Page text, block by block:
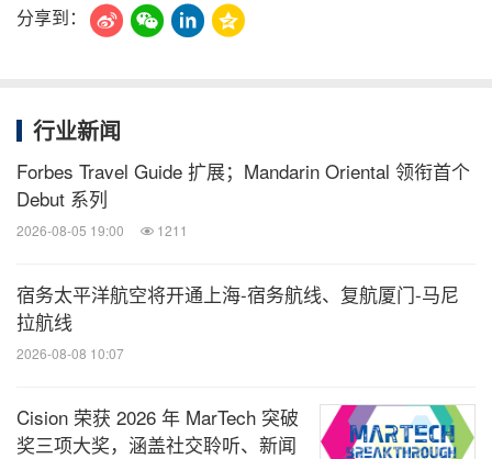
分享到：
行业新闻
Forbes Travel Guide 扩展；Mandarin Oriental 领衔首个
Debut 系列
2026-08-05 19:00 1211
宿务太平洋航空将开通上海-宿务航线、复航厦门-马尼
拉航线
2026-08-08 10:07
Cision 荣获 2026 年 MarTech 突破
奖三项大奖，涵盖社交聆听、新闻